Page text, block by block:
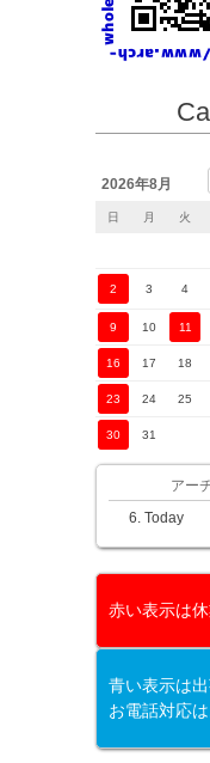
2026年8月
日 月 火
2 3 4
9 10 11
16 17 18
23 24 25
30 31
アー
Today
赤い表示は休
青い表示は出
お電話対応は